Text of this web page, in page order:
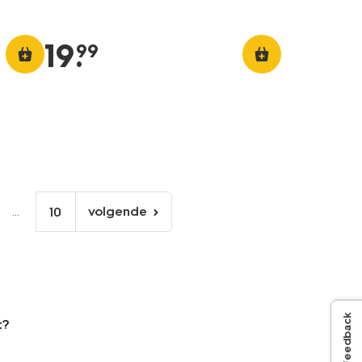
19.
99
... 10
volgende
pagina
volgende
Feedback